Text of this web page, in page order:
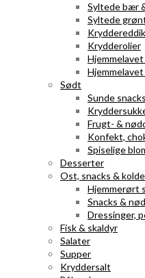
Syltede bær
Syltede
Krydderolier
Sødt
Sunde snacks
Frugt- &
Konfekt,
Spiselige
Desserter
Ost, snacks &
Hjemmerørt
Snacks &
Dressinger,
Fisk & skaldyr
Salater
Supper
Kryddersalt